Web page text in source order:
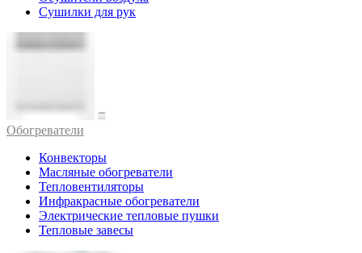
Сушилки для рук
Обогреватели
Конвекторы
Масляные обогреватели
Тепловентиляторы
Инфракрасные обогреватели
Электрические тепловые пушки
Тепловые завесы